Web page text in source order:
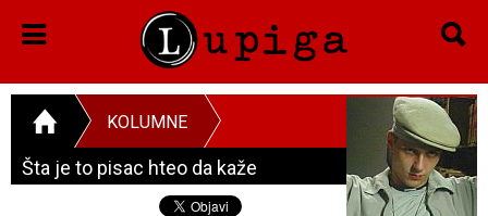
KOLUMNE
Šta je to pisac hteo da kaže